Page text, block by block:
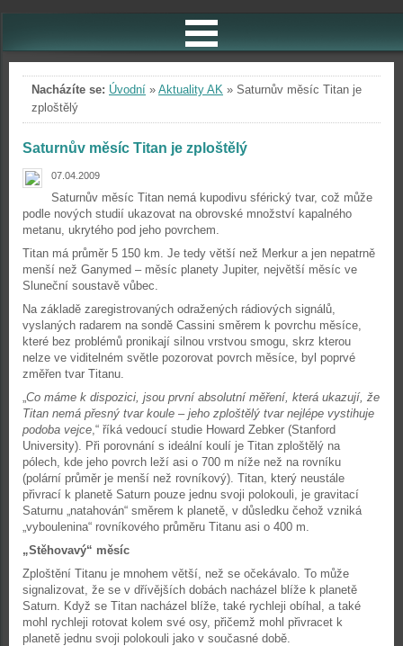
Nacházíte se: Úvodní » Aktuality AK » Saturnův měsíc Titan je
zploštělý
Saturnův měsíc Titan je zploštělý
07.04.2009
Saturnův měsíc Titan nemá kupodivu sférický tvar, což může
podle nových studií ukazovat na obrovské množství kapalného
metanu, ukrytého pod jeho povrchem.
Titan má průměr 5 150 km. Je tedy větší než Merkur a jen nepatrně
menší než Ganymed – měsíc planety Jupiter, největší měsíc ve
Sluneční soustavě vůbec.
Na základě zaregistrovaných odražených rádiových signálů,
vyslaných radarem na sondě Cassini směrem k povrchu měsíce,
které bez problémů pronikají silnou vrstvou smogu, skrz kterou
nelze ve viditelném světle pozorovat povrch měsíce, byl poprvé
změřen tvar Titanu.
„Co máme k dispozici, jsou první absolutní měření, která ukazují, že
Titan nemá přesný tvar koule – jeho zploštělý tvar nejlépe vystihuje
podoba vejce,“ říká vedoucí studie Howard Zebker (Stanford
University). Při porovnání s ideální koulí je Titan zploštělý na
pólech, kde jeho povrch leží asi o 700 m níže než na rovníku
(polární průměr je menší než rovníkový). Titan, který neustále
přivrací k planetě Saturn pouze jednu svoji polokouli, je gravitací
Saturnu „natahován“ směrem k planetě, v důsledku čehož vzniká
„vyboulenina“ rovníkového průměru Titanu asi o 400 m.
„Stěhovavý“ měsíc
Zploštění Titanu je mnohem větší, než se očekávalo. To může
signalizovat, že se v dřívějších dobách nacházel blíže k planetě
Saturn. Když se Titan nacházel blíže, také rychleji obíhal, a také
mohl rychleji rotovat kolem své osy, přičemž mohl přivracet k
planetě jednu svoji polokouli jako v současné době.